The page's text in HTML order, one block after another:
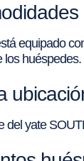
equipado
los huéspedes.
del yate